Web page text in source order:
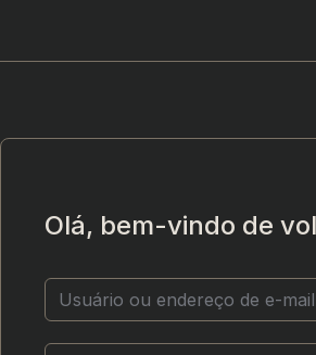
Olá, bem-vindo de